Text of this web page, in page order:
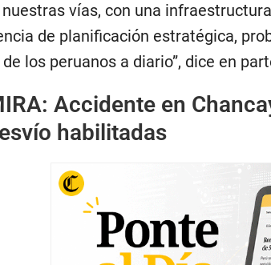
nuestras vías, con una
de planificación estratégica,
los peruanos a diario”, dice en
Accidente en
habilitadas